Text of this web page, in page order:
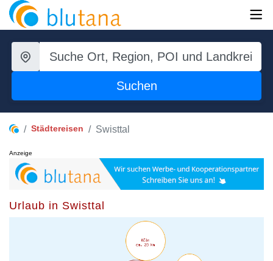
Suchen
Städtereisen Swisttal
Anzeige
Urlaub in Swisttal